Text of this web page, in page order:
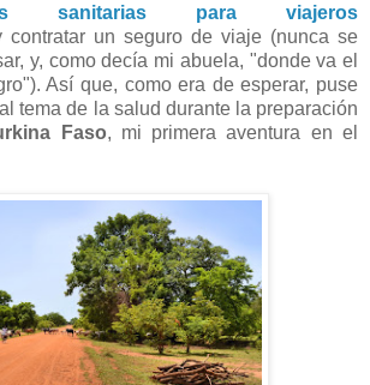
sanitarias para viajeros
contratar un seguro de viaje (nunca se
y, como decía mi abuela, "donde va el
Así que, como era de esperar, puse
tema de la salud durante la preparación
Faso, mi primera aventura en el